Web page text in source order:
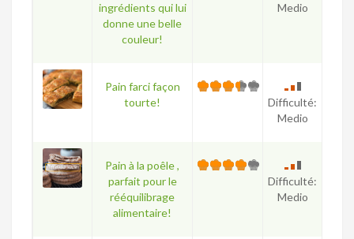
ingrédients qui lui
donne une belle
couleur!
Medio
Pain farci façon
tourte!
Difficulté:
Medio
Pain à la poêle ,
parfait pour le
rééquilibrage
alimentaire!
Difficulté:
Medio